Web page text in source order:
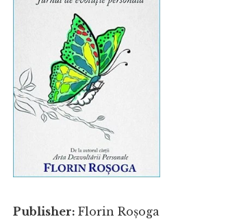
Publisher: Florin Roșoga